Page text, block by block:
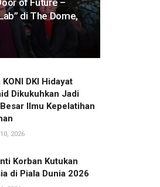
di The Dome,
KONI DKI Hidayat
Dikukuhkan Jadi
Ilmu Kepelatihan
2026
Korban Kutukan
di Piala Dunia 2026